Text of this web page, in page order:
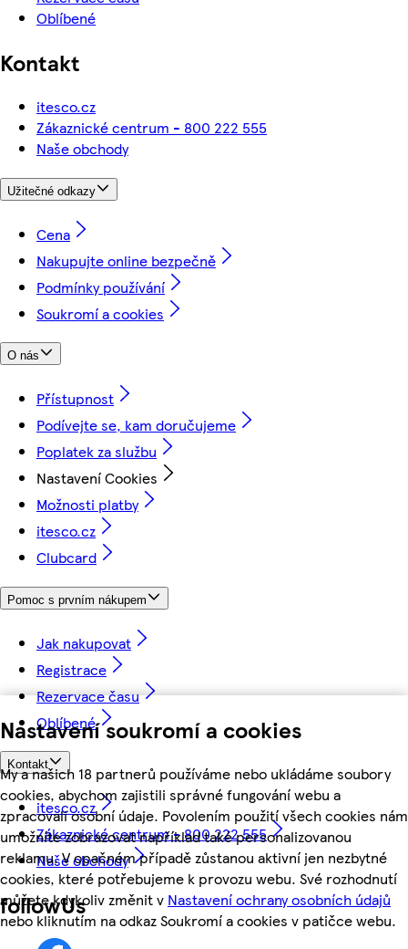
Nastavení soukromí a cookies
My a našich 18 partnerů používáme nebo ukládáme soubory
cookies, abychom zajistili správné fungování webu a
zpracovali osobní údaje. Povolením použití všech cookies nám
umožníte zobrazovat například také personalizovanou
reklamu. V opačném případě zůstanou aktivní jen nezbytné
cookies, které potřebujeme k provozu webu. Své rozhodnutí
můžete kdykoliv změnit v Nastavení ochrany osobních údajů
nebo kliknutím na odkaz Soukromí a cookies v patičce webu.
Oblíbené
Kontakt
itesco.cz
Zákaznické centrum - 800 222 555
Naše obchody
Užitečné odkazy
Cena
Nakupujte online bezpečně
Podmínky používání
Soukromí a cookies
O nás
Přístupnost
Podívejte se, kam doručujeme
Poplatek za službu
Nastavení Cookies
Možnosti platby
itesco.cz
Clubcard
Pomoc s prvním nákupem
Jak nakupovat
Registrace
Rezervace času
Oblíbené
Kontakt
itesco.cz
Zákaznické centrum - 800 222 555
Naše obchody
followUs